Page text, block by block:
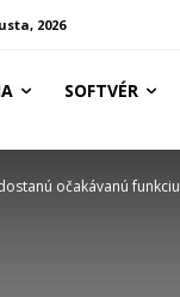
2026
SOFTVÉR
očakávanú funkciu